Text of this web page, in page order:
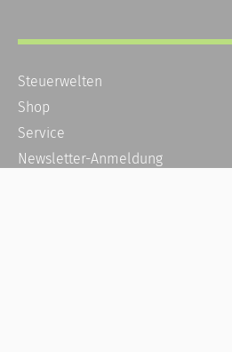
Steuerwelten
Shop
Service
Newsletter-Anmeldung